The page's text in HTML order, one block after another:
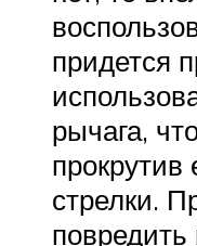
придется
рычага,
прокрутив
стрелки.